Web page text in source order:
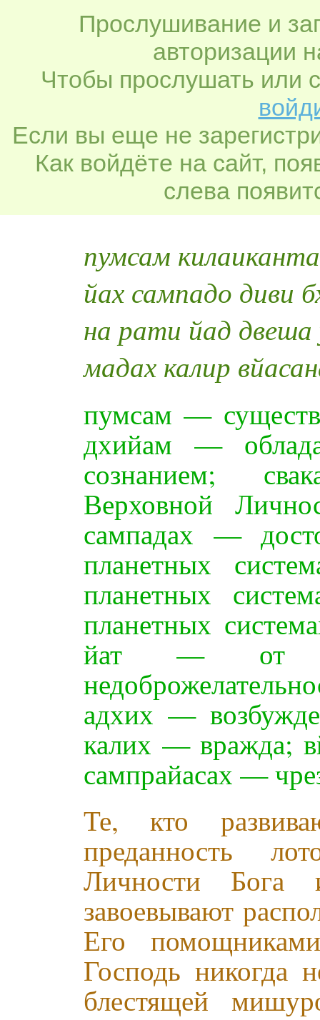
Прослушивание и
авторизации
Чтобы прослушать или
Если вы еще не
Как войдёте на сайт,
слева
пумсам
йах сампадо диви
на рати йад двеша
мадах калир
пумсам —
дхийам —
сознанием;
Верховной
сампадах —
планетных
планетных
планетных
йат — от
адхих —
калих — вражда;
сампрайасах —
Те, кто
преданность
Личности
завоевывают
Его
Господь никогда
блестящей